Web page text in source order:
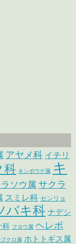
アヤメ科 イチリ
科 キンポウゲ属 キ
ソウ属 サクラ
スミレ科 センリョ
バキ科 ナデシ
科 フヨウ属 ヘレボ
クロ属 ホトトギス属